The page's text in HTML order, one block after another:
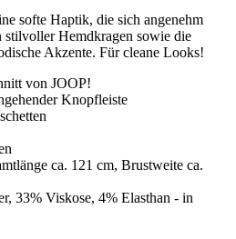
softe Haptik, die sich angenehm
Hemdkragen sowie die
Akzente. Für cleane Looks!
von JOOP!
Knopfleiste
ca. 121 cm, Brustweite ca.
33% Viskose, 4% Elasthan - in